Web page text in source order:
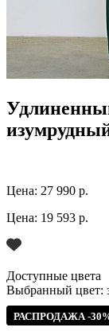
Цена: 27 990 р.
Цена: 19 593 р.
Доступные цвета
Выбранный цвет:
РАСПРОДАЖА -